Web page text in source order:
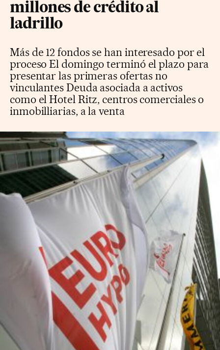
millones de crédito al
ladrillo
Más de 12 fondos se han interesado por el
proceso El domingo terminó el plazo para
presentar las primeras ofertas no
vinculantes Deuda asociada a activos
como el Hotel Ritz, centros comerciales o
inmobilliarias, a la venta